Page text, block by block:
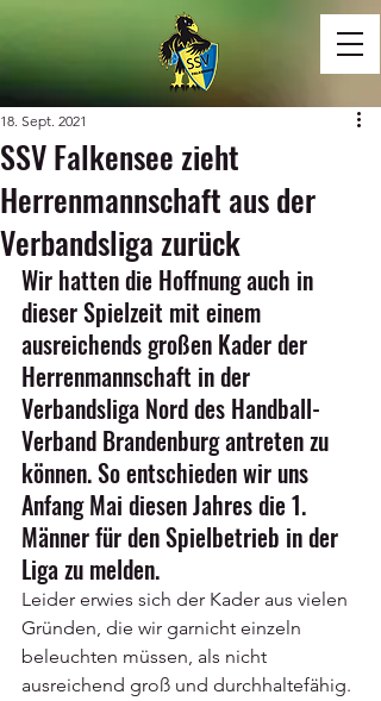
SSV Falkensee zieht
Herrenmannschaft aus der
Verbandsliga zurück
18. Sept. 2021
Wir hatten die Hoffnung auch in
dieser Spielzeit mit einem
ausreichends großen Kader der
Herrenmannschaft in der
Verbandsliga Nord des Handball-
Verband Brandenburg antreten zu
können. So entschieden wir uns
Anfang Mai diesen Jahres die 1.
Männer für den Spielbetrieb in der
Liga zu melden.
Leider erwies sich der Kader aus vielen
Gründen, die wir garnicht einzeln
beleuchten müssen, als nicht
ausreichend groß und durchhaltefähig.